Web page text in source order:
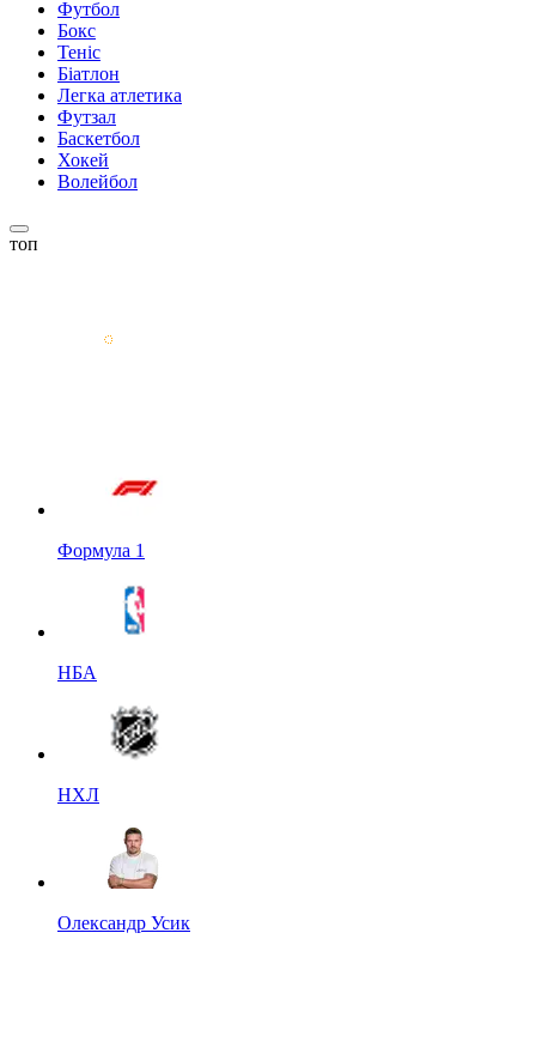
Футбол
Бокс
Теніс
Біатлон
Легка атлетика
Футзал
Баскетбол
Хокей
Волейбол
топ
Формула 1
НБА
НХЛ
Олександр Усик